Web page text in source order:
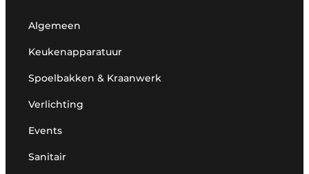
Algemeen
Keukenapparatuur
Spoelbakken & Kraanwerk
Verlichting
Events
Sanitair